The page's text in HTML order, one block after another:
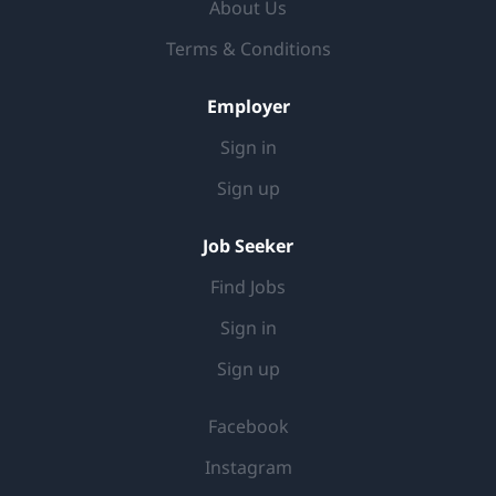
following areas: Quantitative...
About Us
Terms & Conditions
Employer
Sign in
Sign up
Job Seeker
Find Jobs
Sign in
Sign up
Facebook
Instagram